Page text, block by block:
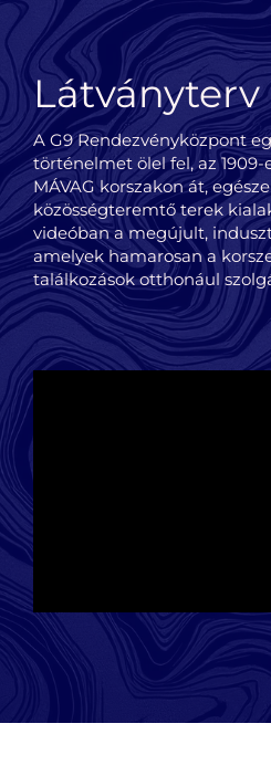
Látványterv
A G9 Rendezvényközpont
történelmet ölel fel, az
MÁVAG korszakon át,
közösségteremtő terek
videóban a megújult,
amelyek hamarosan a
találkozások otthonául